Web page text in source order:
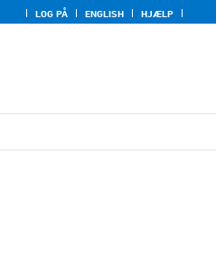
LOG PÅ ENGLISH HJÆLP